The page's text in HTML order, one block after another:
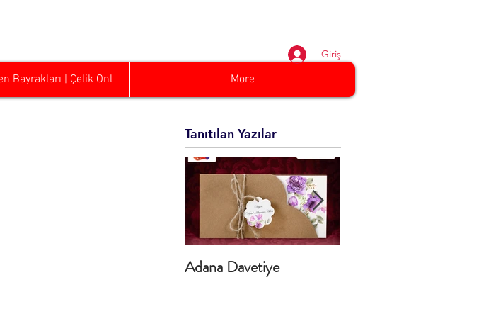
Bayrakları | Çelik Onl More
Giriş
Tanıtılan Yazılar
Adana Davetiye